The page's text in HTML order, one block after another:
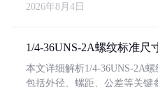
2026年8月4日
1/4-36UNS-2A螺纹标准尺
本文详细解析1/4-36UNS-2A
包括外径、螺距、公差等关键